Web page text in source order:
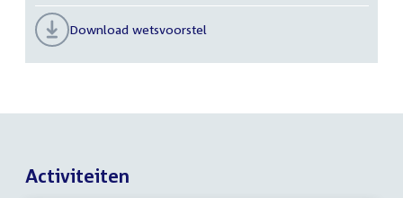
Download wetsvoorstel
Activiteiten